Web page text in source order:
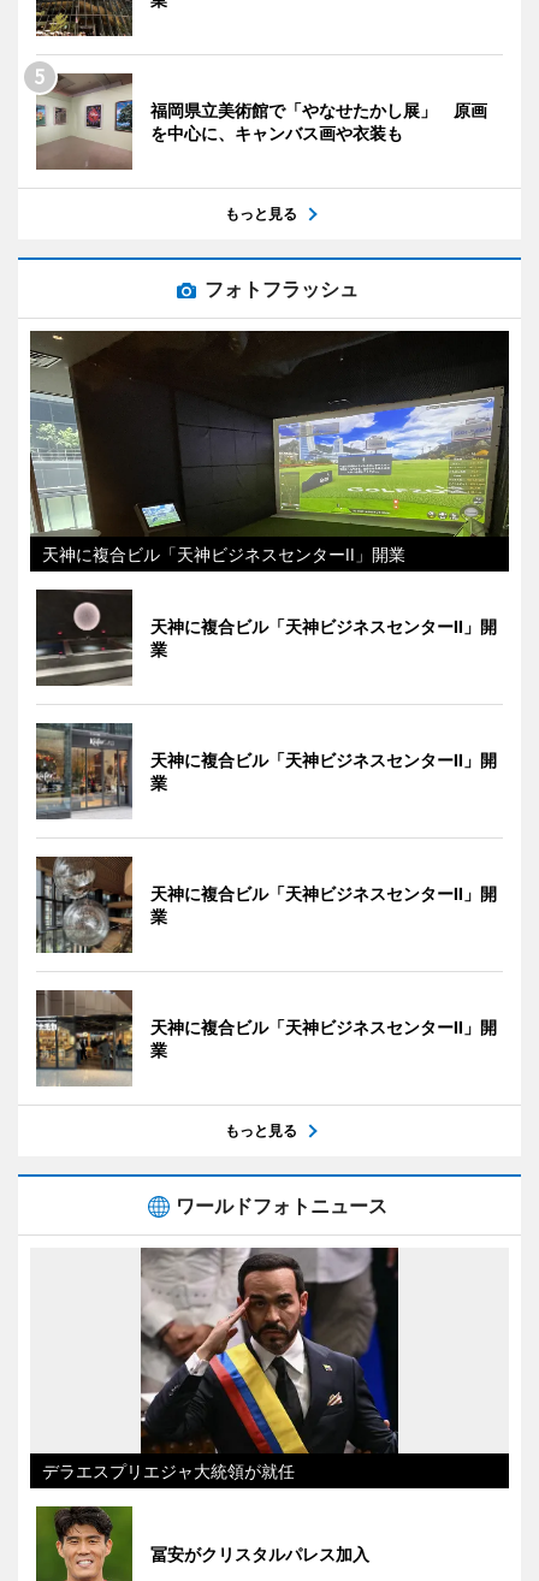
福岡県立美術館で「やなせたかし展」 原画
を中心に、キャンバス画や衣装も
もっと見る
フォトフラッシュ
天神に複合ビル「天神ビジネスセンターII」開業
天神に複合ビル「天神ビジネスセンターII」開
業
天神に複合ビル「天神ビジネスセンターII」開
業
天神に複合ビル「天神ビジネスセンターII」開
業
天神に複合ビル「天神ビジネスセンターII」開
業
もっと見る
ワールドフォトニュース
デラエスプリエジャ大統領が就任
冨安がクリスタルパレス加入